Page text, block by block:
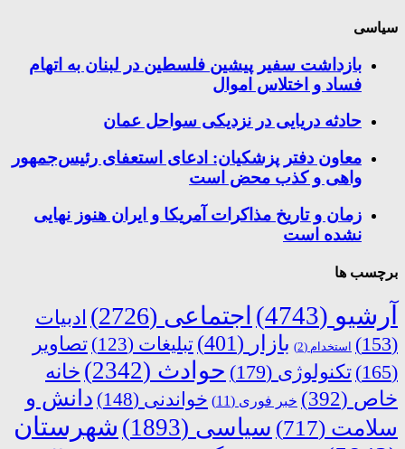
سیاسی
بازداشت سفیر پیشین فلسطین در لبنان به اتهام
فساد و اختلاس اموال
حادثه دریایی در نزدیکی سواحل عمان
معاون دفتر پزشکیان: ادعای استعفای رئیس‌جمهور
واهی و کذب محض است
زمان و تاریخ مذاکرات آمریکا و ایران هنوز نهایی
نشده است
برچسب ها
آرشیو (4743) اجتماعی (2726)
ادبیات
(153)
استخدام (2) بازار (401) تبلیغات (123)
تصاویر
(165)
تکنولوژی (179) حوادث (2342)
خانه
خاص (392) خبر فوری (11) خواندنی (148)
دانش و
سلامت (717) سیاسی (1893)
شهرستان